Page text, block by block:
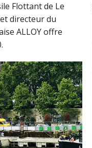
Flottant de Le
directeur du
ALLOY offre